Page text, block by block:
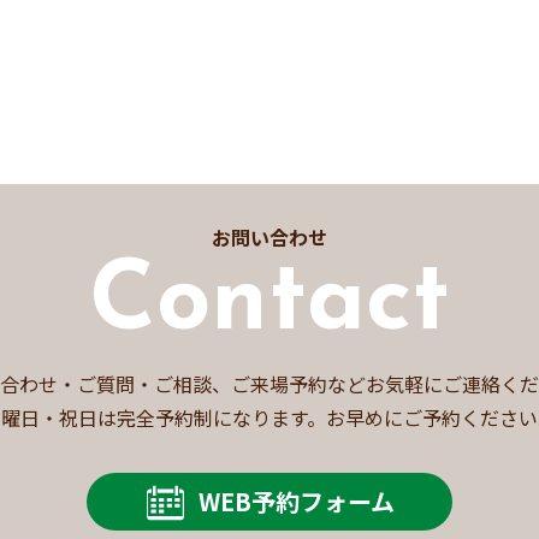
お問い合わせ
Contact
わせ・ご質問・ご相談、ご来場予約などお気軽にご連絡くだ
日・祝日は完全予約制になります。お早めにご予約ください
WEB予約フォーム